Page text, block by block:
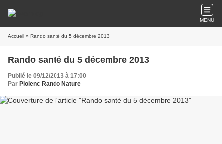
MENU
Accueil » Rando santé du 5 décembre 2013
Rando santé du 5 décembre 2013
Publié le 09/12/2013 à 17:00
Par Piolenc Rando Nature